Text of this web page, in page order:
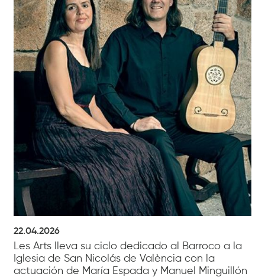
22.04.2026
Les Arts lleva su ciclo dedicado al Barroco a la
Iglesia de San Nicolás de València con la
actuación de María Espada y Manuel Minguillón